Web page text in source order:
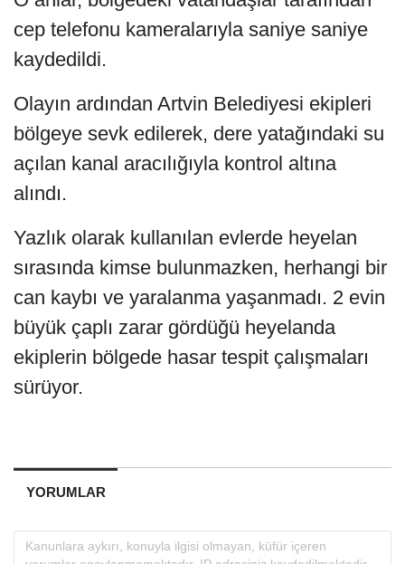
cep telefonu kameralarıyla saniye saniye
kaydedildi.
Olayın ardından Artvin Belediyesi ekipleri
bölgeye sevk edilerek, dere yatağındaki su
açılan kanal aracılığıyla kontrol altına
alındı.
Yazlık olarak kullanılan evlerde heyelan
sırasında kimse bulunmazken, herhangi bir
can kaybı ve yaralanma yaşanmadı. 2 evin
büyük çaplı zarar gördüğü heyelanda
ekiplerin bölgede hasar tespit çalışmaları
sürüyor.
YORUMLAR